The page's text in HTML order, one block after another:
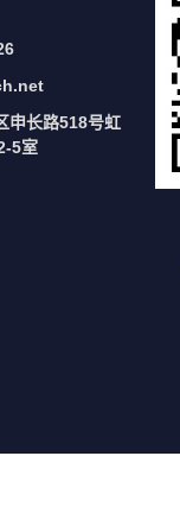
申长路518号虹
5室